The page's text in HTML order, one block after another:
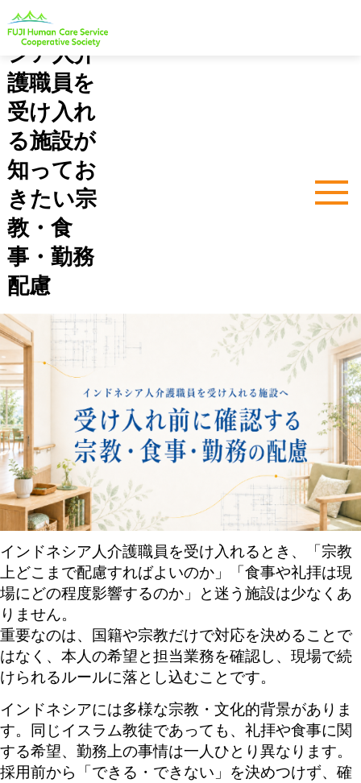
インドネ
シア人介
護職員を
受け入れ
る施設が
知ってお
きたい宗
教・食
事・勤務
配慮
インドネシア人介護職員を受け入れるとき、「宗教
上どこまで配慮すればよいのか」「食事や礼拝は現
場にどの程度影響するのか」と迷う施設は少なくあ
りません。
重要なのは、国籍や宗教だけで対応を決めることで
はなく、本人の希望と担当業務を確認し、現場で続
けられるルールに落とし込むことです。
インドネシアには多様な宗教・文化的背景がありま
す。同じイスラム教徒であっても、礼拝や食事に関
する希望、勤務上の事情は一人ひとり異なります。
採用前から「できる・できない」を決めつけず、確